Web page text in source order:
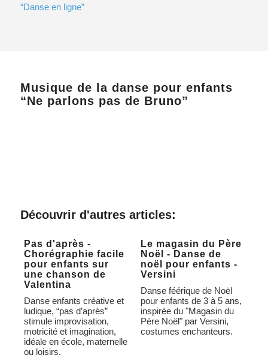
“Danse en ligne”
Musique de la danse pour enfants
“Ne parlons pas de Bruno”
Découvrir d'autres articles:
Pas d'après -
Chorégraphie facile
pour enfants sur
une chanson de
Valentina
Danse enfants créative et
ludique, “pas d’après”
stimule improvisation,
motricité et imagination,
idéale en école, maternelle
ou loisirs.
Le magasin du Père
Noël - Danse de
noël pour enfants -
Versini
Danse féérique de Noël
pour enfants de 3 à 5 ans,
inspirée du "Magasin du
Père Noël" par Versini,
costumes enchanteurs.